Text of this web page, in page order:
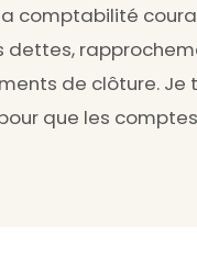
comptabilité
de clôture.
que les